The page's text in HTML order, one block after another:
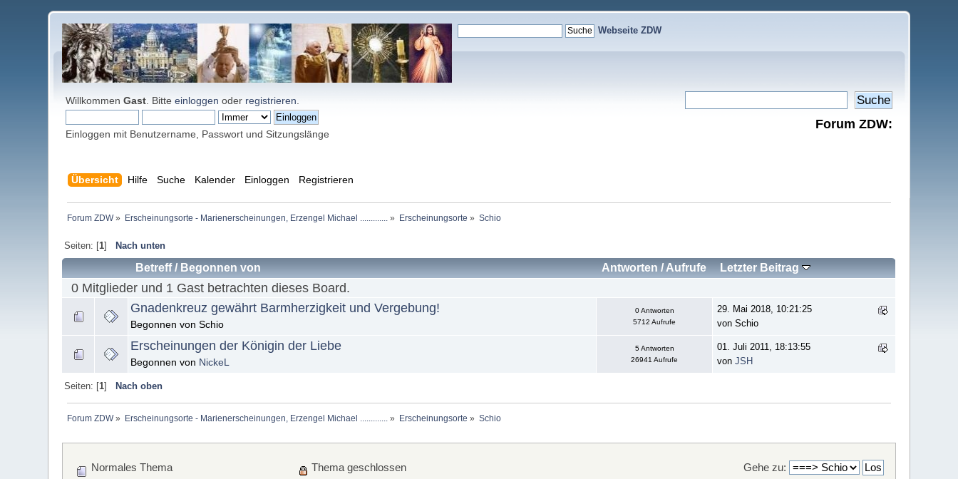
Webseite ZDW
WillkommenGast . Bitteeinloggen oder registrieren
Einloggen mit Benutzername, Passwort und Sitzungslänge
Forum ZDW:
Übersicht Hilfe Suche Kalender Einloggen Registrieren
Forum ZDW» Erscheinungsorte - Marienerscheinungen, Erzengel Michael .............» Erscheinungsorte » Schio
Seiten: [1] Nach unten
Betreff/ Begonnen von Antworten /Aufrufe Letzter Beitrag
0 Mitglieder und 1 Gast betrachten dieses Board.
Gnadenkreuz gewährt Barmherzigkeit und Vergebung!
Begonnen von Schio
0 Antworten
5712 Aufrufe
29. Mai 2018, 10:21:25
von Schio
Erscheinungen der Königin der Liebe
Begonnen von NickeL
5 Antworten
26941 Aufrufe
01. Juli 2011, 18:13:55
vonJSH
Seiten: [1] Nach oben
Forum ZDW» Erscheinungsorte - Marienerscheinungen, Erzengel Michael .............» Erscheinungsorte » Schio
Gehe zu:
Normales Thema
Thema geschlossen